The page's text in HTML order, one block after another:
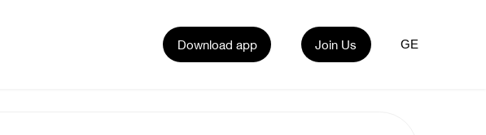
Download app Join Us GE